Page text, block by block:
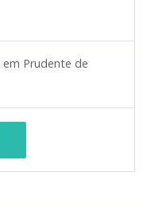
Prudente de